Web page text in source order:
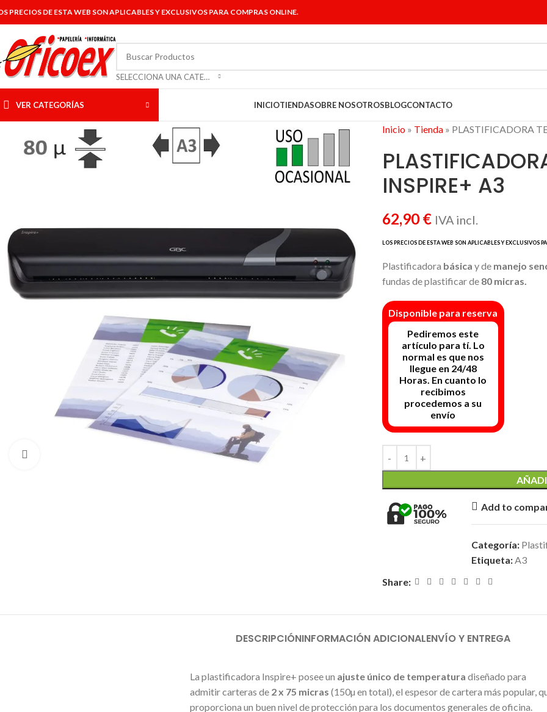
PRECIOS DE ESTA WEB SON APLICABLES Y EXCLUSIVOS PARA COMPRAS ONLINE.
SELECCIONA UNA CATEGORÍA
VER CATEGORÍAS INICIOTIENDASOBRE NOSOTROSBLOGCONTACTO
Inicio» Tienda» PLASTIFICADORA
INSPIRE+ A3
62,90€ IVA incl.
Plastificadora básica y demanejo
fundas de plastificar de 80 micras.
Disponible para reserva
Add to
Categoría:
Etiqueta:A3
Share:
DESCRIPCIÓNINFORMACIÓN ADICIONALENVÍO Y ENTREGA
La plastificadora Inspire+ posee un ajuste único de temperatura diseñado para
admitir carteras de 2 x 75 micras (150µ en total), el espesor de cartera más popular,
proporciona un buen nivel de protección para los documentos generales de oficina.